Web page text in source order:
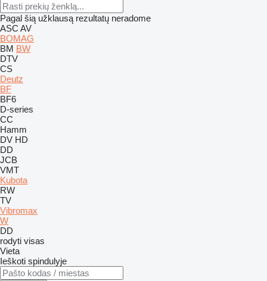
Pagal šią užklausą rezultatų neradome
ASC AV
BOMAG
BM BW
DTV
CS
Deutz
BF
BF6
D-series
CC
Hamm
DV HD
DD
JCB
VMT
Kubota
RW
TV
Vibromax
W
DD
rodyti visas
Vieta
Ieškoti spindulyje